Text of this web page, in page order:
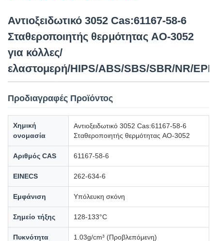
Αντιοξειδωτικό 3052 Cas:61167-58-6
Σταθεροποιητής θερμότητας AO-3052
για κόλλες/
ελαστομερή/HIPS/ABS/SBS/SBR/NR/
Προδιαγραφές Προϊόντος
Χημική
ονομασία
Αντιοξειδωτικό 3052 Cas:61167-58-6
Σταθεροποιητής θερμότητας AO-3052
Αριθμός CAS 61167-58-6
EINECS 262-634-6
Εμφάνιση Υπόλευκη σκόνη
Σημείο τήξης 128-133°C
Πυκνότητα 1.03g/cm³ (Προβλεπόμενη)